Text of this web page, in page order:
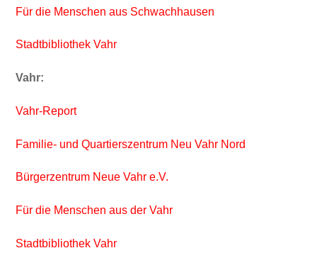
Für die Menschen aus Schwachhausen
Stadtbibliothek Vahr
Vahr:
Vahr-Report
Familie- und Quartierszentrum Neu Vahr Nord
Bürgerzentrum Neue Vahr e.V.
Für die Menschen aus der Vahr
Stadtbibliothek Vahr